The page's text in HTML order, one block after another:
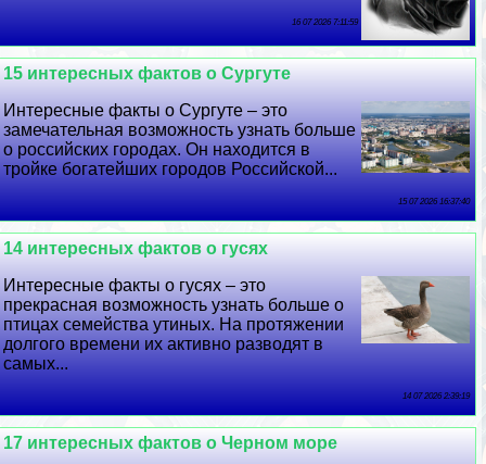
16 07 2026 7:11:59
15 интересных фактов о Сургуте
Интересные факты о Сургуте – это
замечательная возможность узнать больше
о российских городах. Он находится в
тройке богатейших городов Российской...
15 07 2026 16:37:40
14 интересных фактов о гусях
Интересные факты о гусях – это
прекрасная возможность узнать больше о
птицах семейства утиных. На протяжении
долгого времени их активно разводят в
самых...
14 07 2026 2:39:19
17 интересных фактов о Черном море